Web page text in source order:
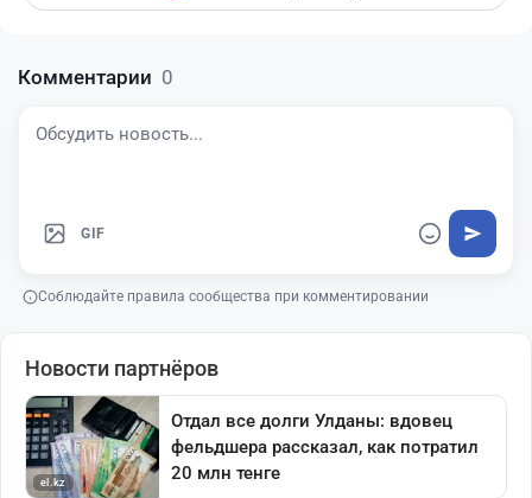
Комментарии 0
GIF
Соблюдайте правила сообщества при комментировании